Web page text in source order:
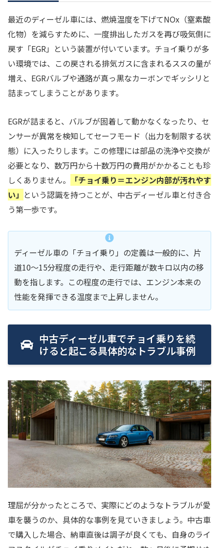
最近のディーゼル車には、燃焼温度を下げてNOx（窒素酸
化物）を減らすために、一度排出したガスを再び吸気側に
戻す「EGR」という装置が付いています。チョイ乗りが多
い環境では、この戻される排気ガスに含まれるススの量が
増え、EGRバルブや通路が真っ黒なカーボンでギッシリと
詰まってしまうことがあります。
EGRが詰まると、バルブが固着して動かなくなったり、セ
ンサーが異常を検知してセーフモード（出力を制限する状
態）に入ったりします。この修理には部品の洗浄や交換が
必要となり、数万円から十数万円の費用がかかることも珍
しくありません。
「チョイ乗り＝エンジン内部が汚れやす
い」 という認識を持つことが、中古ディーゼル車と付き合
う第一歩です。
ディーゼル車の「チョイ乗り」の定義は一般的に、片
道10〜15分程度の走行や、走行距離が数キロ以内の移
動を指します。この程度の走行では、エンジン本来の
性能を発揮できる温度まで上昇しません。
中古ディーゼル車でチョイ乗りを続
けると起こる具体的なトラブル事例
理屈が分かったところで、実際にどのようなトラブルが愛
車を襲うのか、具体的な事例を見ていきましょう。中古車
で購入した場合、納車直後は調子が良くても、自身のライ